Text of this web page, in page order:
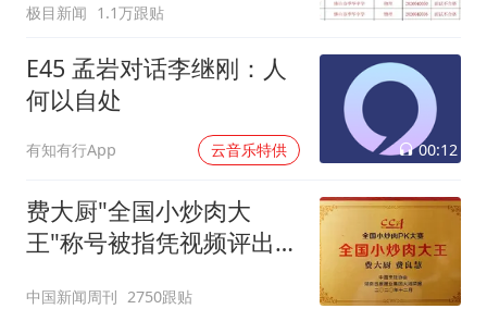
聘，成立调查组全面核查
极目新闻 1.1万跟贴
E45 孟岩对话李继刚：人
何以自处
有知有行App 云音乐特供 00:12
费大厨"全国小炒肉大
王"称号被指凭视频评出
中国新闻周刊 2750跟贴